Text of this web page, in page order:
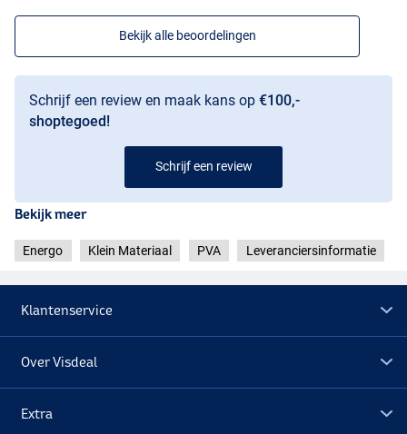
Bekijk alle beoordelingen
Schrijf een review en maak kans op €100,-
shoptegoed!
Schrijf een review
Bekijk meer
Energo Klein Materiaal PVA Leveranciersinformatie
Klantenservice
Over Visdeal
Extra